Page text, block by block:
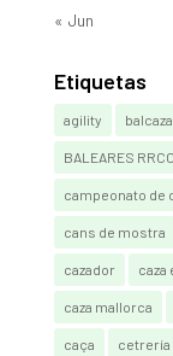
« Jun
Etiquetas
agility balcaza
BALEARES RRCC
campeonato de
cans de mostra
cazador caza
caza mallorca
caça cetrería